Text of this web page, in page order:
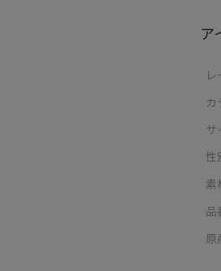
ア
カ
サ
性
素
品
原